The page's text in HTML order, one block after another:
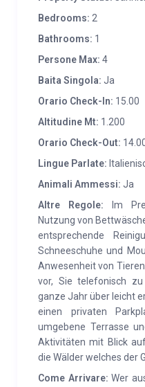
EIGENSCHAFTEN:
und weist die typischen
Haus erstreckt sich
Weidebrunnen betreten
gemütlichen
auf den Buchenwald
Erdgeschoss befindet
Holzofen, die
eingerichtet ist,
Obergeschoss
davon ist ein
Blick über das
Zimmer ist sehr
ausgestattet und
gestaltete
zwischen dem
Umgebung zu
SUPERIOR eingestuft,
Bedrooms: 2
Bathrooms: 1
Persone Max: 4
Baita Singola: Ja
Orario Check-In: 15.00
Altitudine Mt: 1.200
Orario Check-Out:
Lingue Parlate:
Animali Ammessi: Ja
Altre Regole: Im
Nutzung von
entsprechende
Schneeschuhe und
Anwesenheit von
vor, Sie telefonisch
ganze Jahr über leicht
einen privaten
umgebene Terrasse
Aktivitäten mit Blick
die Wälder welches der
Come Arrivare: Wer